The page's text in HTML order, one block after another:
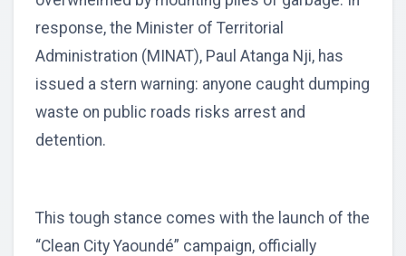
response, the Minister of Territorial
Administration (MINAT), Paul Atanga Nji, has
issued a stern warning: anyone caught dumping
waste on public roads risks arrest and
detention.
This tough stance comes with the launch of the
“Clean City Yaoundé” campaign, officially